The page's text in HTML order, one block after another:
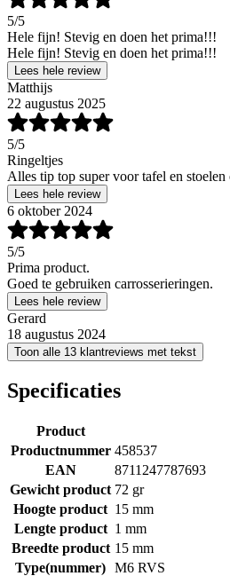
5/5
Hele fijn! Stevig en doen het prima!!!
Hele fijn! Stevig en doen het prima!!!
Lees hele review
Matthijs
22 augustus 2025
5/5
Ringeltjes
Alles tip top super voor tafel en stoelen
Lees hele review
6 oktober 2024
5/5
Prima product.
Goed te gebruiken carrosserieringen.
Lees hele review
Gerard
18 augustus 2024
Toon alle 13 klantreviews met tekst
Specificaties
Product
Productnummer 458537
EAN
8711247787693
Gewicht product 72 gr
Hoogte product 15 mm
Lengte product 1 mm
Breedte product 15 mm
Type(nummer) M6 RVS